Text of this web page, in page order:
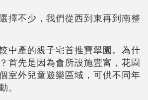
擇不少，我們從西到東再到南整
中產的親子宅首推寶翠園。為什
首先是因為會所設施豐富，花園
室外兒童遊樂區域，可供不同年
。